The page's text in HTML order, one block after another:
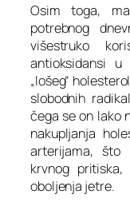
Osim toga,
potrebnog
višestruko
antioksidansi
„lošeg“
slobodnih
čega se on lako
nakupljanja
arterijama, što
krvnog
oboljenja jetre.